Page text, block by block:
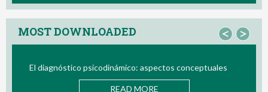
MOST DOWNLOADED < >
aspectos conceptuales Bio/neurofeedback